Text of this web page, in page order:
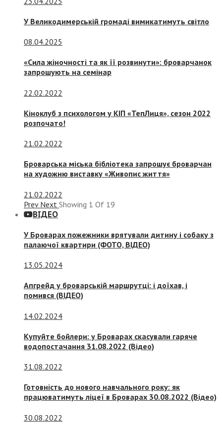
У Великодимерській громаді вимикатимуть світло
08.04.2025
«Сила жіночності та як її розвинути»: броварчанок
запрошують на семінар
22.02.2022
Кіноклуб з психологом у КІП «ТепЛиця», сезон 2022
розпочато!
21.02.2022
Броварська міська бібліотека запрошує броварчан
на художню виставку «Живопис життя»
21.02.2022
Prev Next Showing 1 Of 19
ВІДЕО
У Броварах пожежники врятували дитину і собаку з
палаючої квартири (ФОТО, ВІДЕО)
13.05.2024
Апгрейд у броварській маршрутці: і доїхав, і
помився (ВІДЕО)
14.02.2024
Купуйте бойлери: у Броварах скасували гаряче
водопостачання 31.08.2022 (Відео)
31.08.2022
Готовність до нового навчального року: як
працюватимуть ліцеї в Броварах 30.08.2022 (Відео)
30.08.2022